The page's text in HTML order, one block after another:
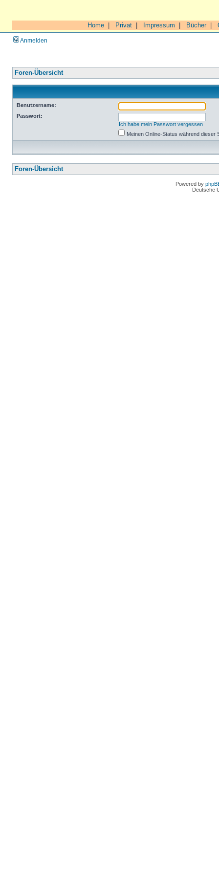
Home Privat Impressum Bücher|
Anmelden
Foren-Übersicht
Benutzername:
Passwort:
Ich habe mein Passwort vergessen
Meinen Online-Status während dieser
Foren-Übersicht
Powered by
Deutsche